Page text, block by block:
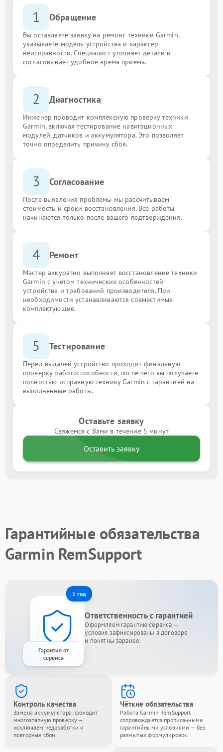
1 Обращение
Вы оставляете заявку на ремонт техники Garmin,
указываете модель устройства и характер
неисправности. Специалист уточняет детали и
согласовывает удобное время приёма.
2 Диагностика
Инженер проводит комплексную проверку техники
Garmin, включая тестирование навигационных
модулей, датчиков и аккумулятора. Это позволяет
точно определить причину сбоя.
3 Согласование
После выявления проблемы мы рассчитываем
стоимость и сроки восстановления. Все работы
начинаются только после вашего подтверждения.
4 Ремонт
Мастер аккуратно выполняет восстановление техники
Garmin с учётом технических особенностей
устройства и требований производителя. При
необходимости устанавливаются совместимые
комплектующие.
5 Тестирование
Перед выдачей устройство проходит финальную
проверку работоспособности, после чего вы получаете
полностью исправную технику Garmin с гарантией на
выполненные работы.
Оставьте заявку
Свяжемся с Вами в течение 5 минут
Оставить заявку
Гарантийные обязательства
Garmin RemSupport
1 год
Гарантия от
сервиса
Ответственность с гарантией
Оформляем гарантию сервиса —
условия зафиксированы в договоре
и понятны заранее.
Контроль качества
Замена аккумулятора проходит
многоэтапную проверку —
исключаем недоработки и
повторные сбои.
Чёткие обязательства
Работа Garmin RemSupport
сопровождается прописанными
гарантийными условиями — без
размытых формулировок.